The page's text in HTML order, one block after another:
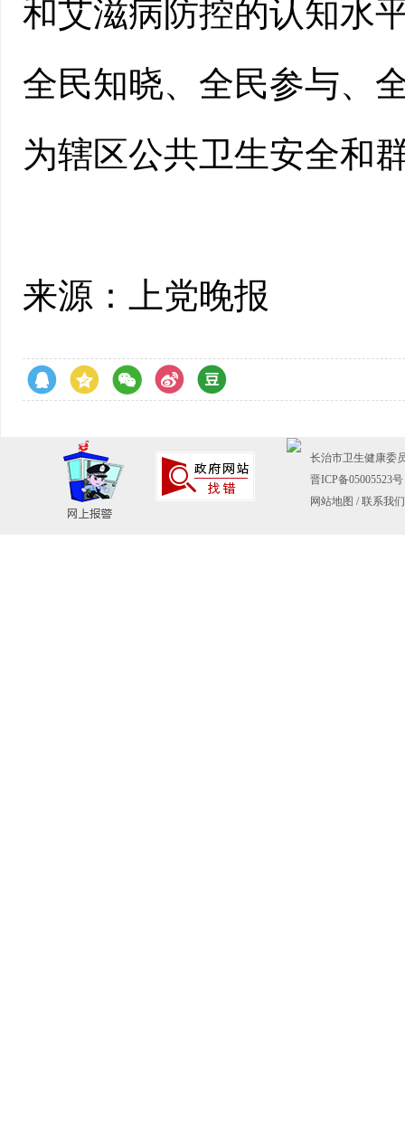
和艾滋病防控的认知水
全民知晓、全民参与、
为辖区公共卫生安全和
来源：上党晚报
长治市卫生健康委
晋ICP备05005523号
网站地图 / 联系我们